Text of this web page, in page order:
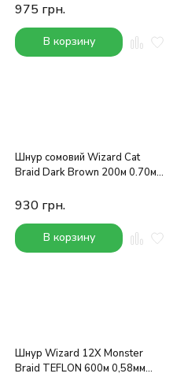
975 грн.
В корзину
Шнур сомовий Wizard Cat
Braid Dark Brown 200м 0.70мм
930 грн.
В корзину
Шнур Wizard 12X Monster
Braid TEFLON 600м 0,58мм